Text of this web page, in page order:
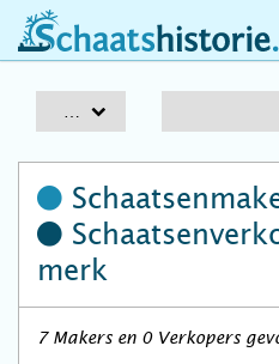
schaatshistorie.nl
merk
7 Makers en 0 Verkopers